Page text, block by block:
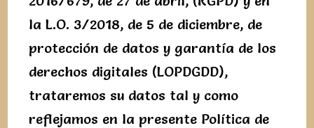
la L.O. 3/2018, de 5 de diciembre, de
protección de datos y garantía de los
derechos digitales (LOPDGDD),
trataremos su datos tal y como
reflejamos en la presente Política de